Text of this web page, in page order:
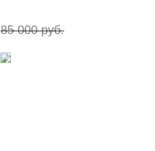
85 000 руб.